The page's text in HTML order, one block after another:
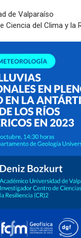
de Valparaíso
Ciencia del Clima y la